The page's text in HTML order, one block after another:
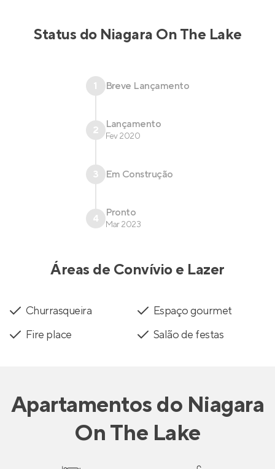
Status do Niagara On The Lake
1 Breve Lançamento
2 Lançamento
Fev 2020
3 Em Construção
4 Pronto
Mar 2023
Áreas de Convívio e Lazer
Churrasqueira
Espaço gourmet
Fire place
Salão de festas
Apartamentosdo Niagara
On The Lake